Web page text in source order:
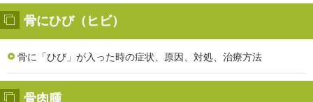
骨にひび（ヒビ）
骨に「ひび」が入った時の症状、原因、対処、治療方法
骨肉腫